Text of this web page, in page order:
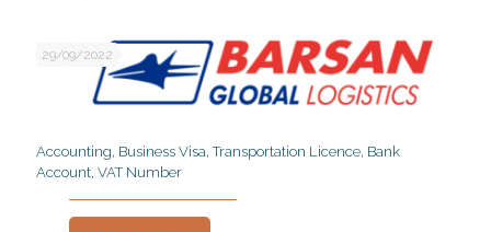
29/09/2022
Accounting, Business Visa, Transportation Licence, Bank
Account, VAT Number